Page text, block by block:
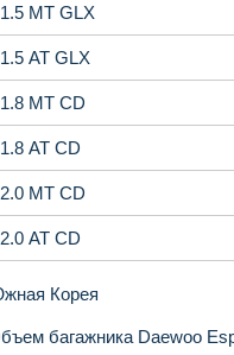
1.5 MT GLX
1.5 AT GLX
1.8 MT CD
1.8 AT CD
2.0 MT CD
2.0 AT CD
Корея
багажника Daewoo